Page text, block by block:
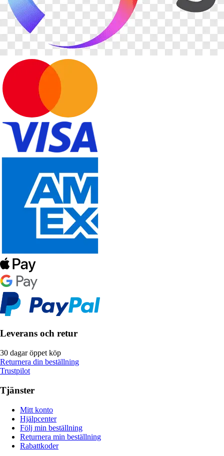
Leverans och retur
30 dagar öppet köp
Returnera din beställning
Trustpilot
Tjänster
Mitt konto
Hjälpcenter
Följ min beställning
Returnera min beställning
Rabattkoder